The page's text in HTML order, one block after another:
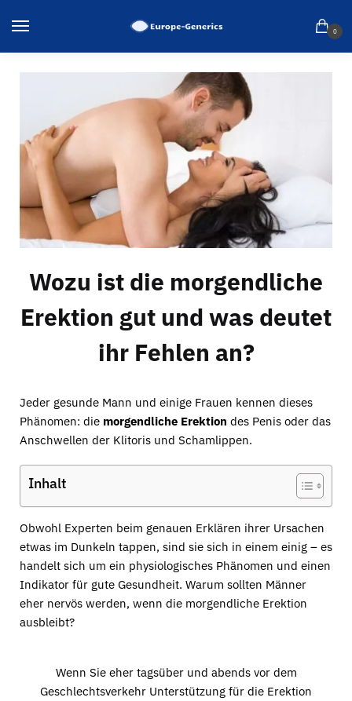
0
Wozu ist die morgendliche
Erektion gut und was deutet
ihr Fehlen an?
Jeder gesunde Mann und einige Frauen kennen dieses
Phänomen: die morgendliche Erektion des Penis oder das
Anschwellen der Klitoris und Schamlippen.
Inhalt
Obwohl Experten beim genauen Erklären ihrer Ursachen
etwas im Dunkeln tappen, sind sie sich in einem einig – es
handelt sich um ein physiologisches Phänomen und einen
Indikator für gute Gesundheit. Warum sollten Männer
eher nervös werden, wenn die morgendliche Erektion
ausbleibt?
Wenn Sie eher tagsüber und abends vor dem
Geschlechtsverkehr Unterstützung für die Erektion